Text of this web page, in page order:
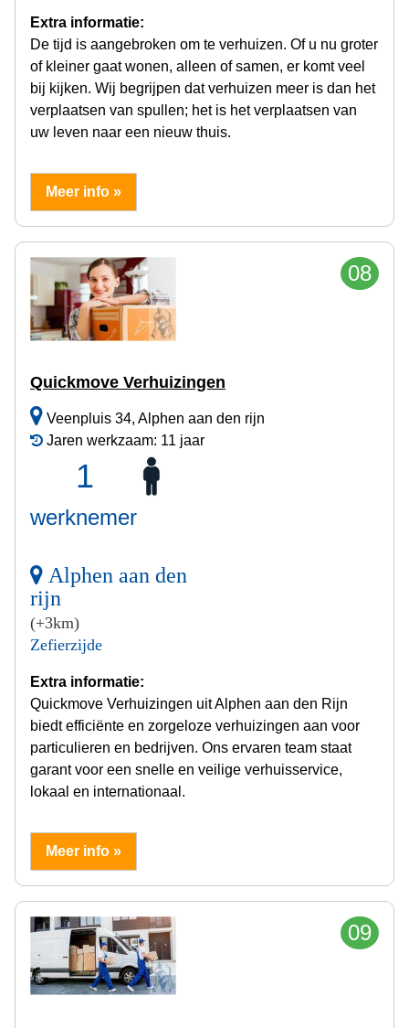
Extra informatie:
De tijd is aangebroken om te verhuizen. Of u nu groter
of kleiner gaat wonen, alleen of samen, er komt veel
bij kijken. Wij begrijpen dat verhuizen meer is dan het
verplaatsen van spullen; het is het verplaatsen van
uw leven naar een nieuw thuis.
Meer info »
08
Quickmove Verhuizingen
Veenpluis 34, Alphen aan den rijn
Jaren werkzaam: 11 jaar
1
werknemer
Alphen aan den
rijn
(+3km)
Zefierzijde
Extra informatie:
Quickmove Verhuizingen uit Alphen aan den Rijn
biedt efficiënte en zorgeloze verhuizingen aan voor
particulieren en bedrijven. Ons ervaren team staat
garant voor een snelle en veilige verhuisservice,
lokaal en internationaal.
Meer info »
09